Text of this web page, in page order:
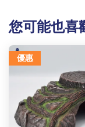
您可能也喜
優惠